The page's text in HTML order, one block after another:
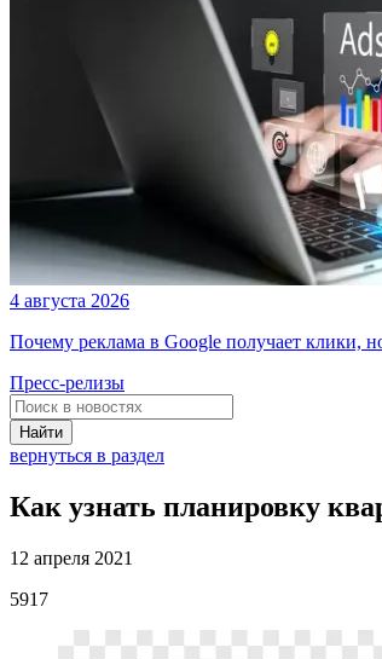
4 августа 2026
Почему реклама в Google получает клики,
Пресс-релизы
Найти
вернуться в раздел
Как узнать планировку
12 апреля 2021
5917